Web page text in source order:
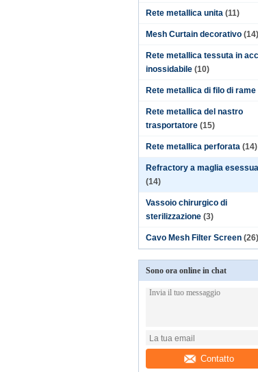
Rete metallica unita (11)
Mesh Curtain decorativo (14)
Rete metallica tessuta in
inossidabile (10)
Rete metallica di filo di rame
Rete metallica del nastro
trasportatore (15)
Rete metallica perforata (14)
Refractory a maglia
(14)
Vassoio chirurgico di
sterilizzazione (3)
Cavo Mesh Filter Screen (26)
Sono ora online in chat
Contatto